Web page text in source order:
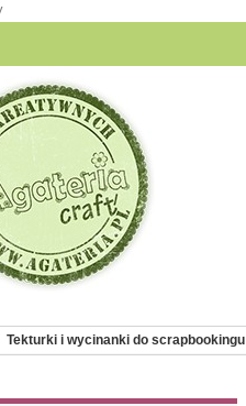
Tekturki i wycinanki do scrapbookingu